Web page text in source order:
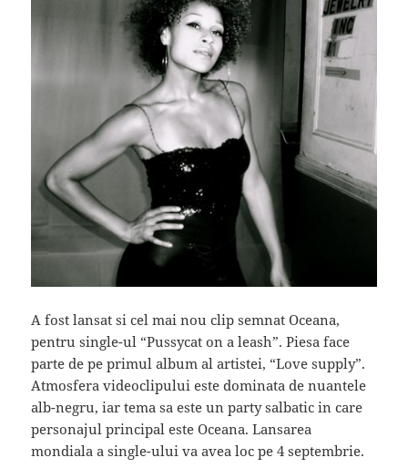
A fost lansat si cel mai nou clip semnat Oceana,
pentru single-ul “Pussycat on a leash”. Piesa face
parte de pe primul album al artistei, “Love supply”.
Atmosfera videoclipului este dominata de nuantele
alb-negru, iar tema sa este un party salbatic in care
personajul principal este Oceana. Lansarea
mondiala a single-ului va avea loc pe 4 septembrie.